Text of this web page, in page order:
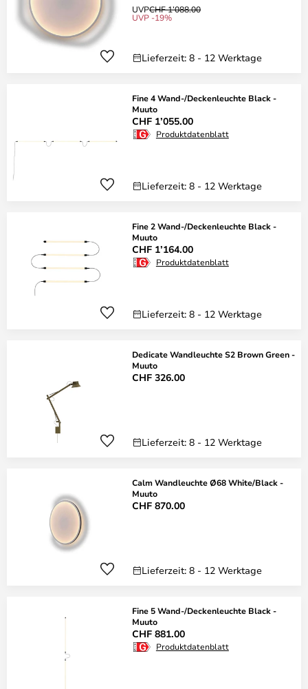
UVPCHF 1’088.00
UVP -19%
Lieferzeit: 8 - 12 Werktage
Fine 4 Wand-/Deckenleuchte Black -
Muuto
CHF 1’055.00
Produktdatenblatt
Lieferzeit: 8 - 12 Werktage
Fine 2 Wand-/Deckenleuchte Black -
Muuto
CHF 1’164.00
Produktdatenblatt
Lieferzeit: 8 - 12 Werktage
Dedicate Wandleuchte S2 Brown Green -
Muuto
CHF 326.00
Lieferzeit: 8 - 12 Werktage
Calm Wandleuchte Ø68 White/Black -
Muuto
CHF 870.00
Lieferzeit: 8 - 12 Werktage
Fine 5 Wand-/Deckenleuchte Black -
Muuto
CHF 881.00
Produktdatenblatt